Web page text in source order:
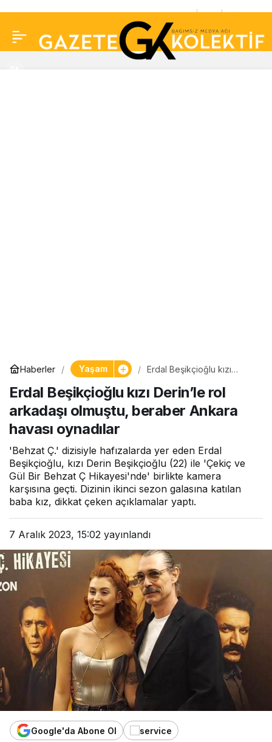
Haberler Yaşam
Erdal Beşikçioğlu kızı
olmuştu, beraber Ankara
havası oynadılar
Erdal Beşikçioğlu kızı Derin’le rol
arkadaşı olmuştu, beraber Ankara
havası oynadılar
'Behzat Ç.' dizisiyle hafızalarda yer eden Erdal
Beşikçioğlu, kızı Derin Beşikçioğlu (22) ile 'Çekiç ve
Gül Bir Behzat Ç Hikayesi'nde' birlikte kamera
karşısına geçti. Dizinin ikinci sezon galasına katılan
baba kız, dikkat çeken açıklamalar yaptı.
7 Aralık 2023, 15:02 yayınlandı
Google'da Abone Ol
‘Annem ve babamın